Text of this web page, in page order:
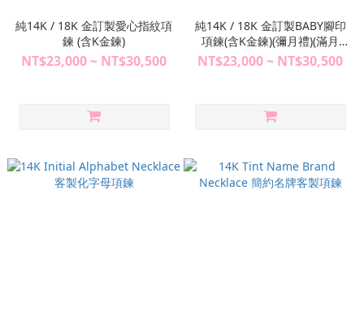
純14K / 18K 金訂製愛心指紋項
鍊 (含K金鍊)
NT$23,000 ~ NT$30,500
純14K / 18K 金訂製BABY腳印
項鍊(含K金鍊)(彌月禮)(滿月
禮）
NT$23,000 ~ NT$30,500